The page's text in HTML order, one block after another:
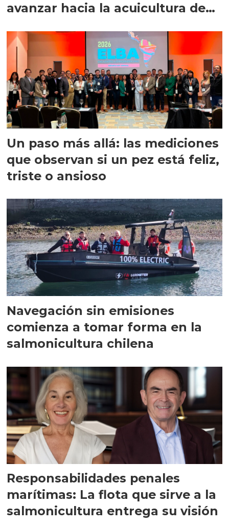
avanzar hacia la acuicultura de
Un paso más allá: las mediciones
que observan si un pez está feliz,
triste o ansioso
Navegación sin emisiones
comienza a tomar forma en la
salmonicultura chilena
Responsabilidades penales
marítimas: La flota que sirve a la
salmonicultura entrega su visión